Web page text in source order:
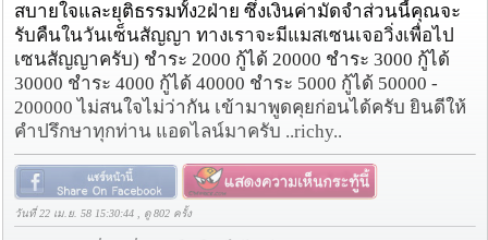
สบายใจ​และยุติธรรมทั้ง2ฝ่าย ซึ่งเงินค่ามัดจำส่วนนี้คุณจะ
รับคืนในวันเซ็นสัญญา​ ทางเราจะมีแมส​เซน​เจอ​วิ่งเพื่อไป
เซนสัญญา​ครับ​) ชำระ 2000 กู้ได้ 20000 ชำระ 3000 กู้ได้
30000 ชำระ​ 4000 กู้ได้​ 40000 ชำระ 5000 กู้ได้​ 50000 -​
200000 ไม่สนใจไม่ว่ากัน เข้ามาพูดคุยก่อนได้ครับ ยินดีให้
คำปรึกษา​ทุกท่าน แอดไลน์มาครับ​ ..richy..
วันที่ 22 เม.ย. 58 15:30:44 , ดู 802 ครั้ง